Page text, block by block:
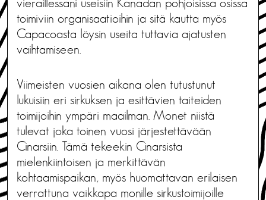
vieraillessani useisiin Kanadan pohjoisissa osissa
toimiviin organisaatioihin ja sitä kautta myös
Capacoasta löysin useita tuttavia ajatusten
vaihtamiseen.
Viimeisten vuosien aikana olen tutustunut
lukuisiin eri sirkuksen ja esittävien taiteiden
toimijoihin ympäri maailman. Monet niistä
tulevat joka toinen vuosi järjestettävään
Cinarsiin. Tämä tekeekin Cinarsista
mielenkiintoisen ja merkittävän
kohtaamispaikan, myös huomattavan erilaisen
verrattuna vaikkapa monille sirkustoimijoille